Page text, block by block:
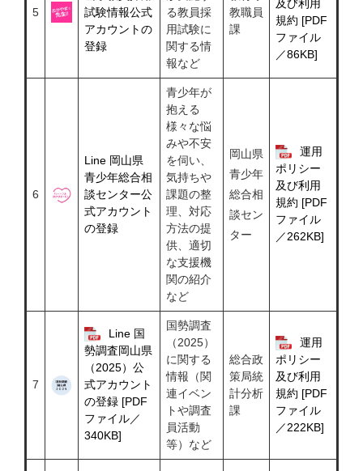
5
試験情報公式
アカウントの
登録
る教員採
用試験に
関する情
報など
教職員
課
及び利用
規約 [PDF
ファイル
／86KB]
6
Line 岡山県
青少年総合相
談センター公
式アカウント
の登録
青少年が
抱える
様々な悩
みや不安
を伺い、
気持ちや
課題の整
理、対応
方法の提
供、適切
な支援機
関の紹介
など
岡山県
青少年
総合相
談セン
ター
運用
ポリシー
及び利用
規約 [PDF
ファイル
／262KB]
7
Line 国
勢調査岡山県
（2025）公
式アカウント
の登録 [PDF
ファイル／
340KB]
国勢調査
（2025）
に関する
情報（関
連イベン
トや調査
員活動
等）など
総合政
策局統
計分析
課
運用
ポリシー
及び利用
規約 [PDF
ファイル
／222KB]